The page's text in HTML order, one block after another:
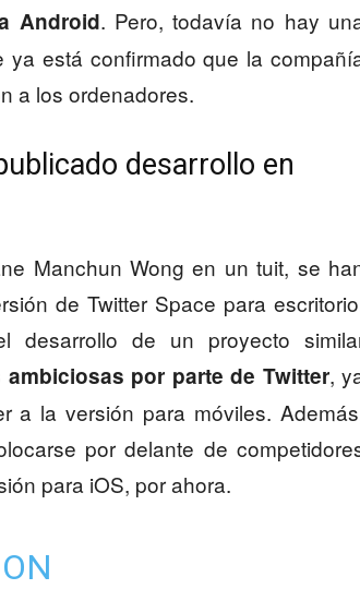
Android. Pero, todavía no hay
ya está confirmado que la
a los ordenadores.
desarrollo en
Manchun Wong en un tuit, se
de Twitter Space para
de un proyecto
por parte de Twitter,
a la versión para móviles.
por delante de
para iOS, por ahora.